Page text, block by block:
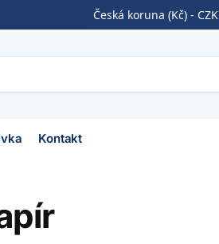
Česká koruna (Kč) - CZK
Kontakt